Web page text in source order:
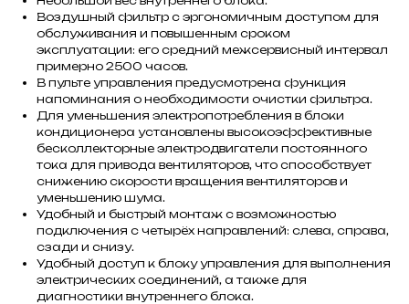
Воздушный фильтр с эргономичным доступом для
обслуживания и повышенным сроком
эксплуатации: его средний межсервисный интервал
примерно 2500 часов.
В пульте управления предусмотрена функция
напоминания о необходимости очистки фильтра.
Для уменьшения электропотребления в блоки
кондиционера установлены высокоэффективные
бесколлекторные электродвигатели постоянного
тока для привода вентиляторов, что способствует
снижению скорости вращения вентиляторов и
уменьшению шума.
Удобный и быстрый монтаж с возможностью
подключения с четырёх направлений: слева, справа,
сзади и снизу.
Удобный доступ к блоку управления для выполнения
электрических соединений, а также для
диагностики внутреннего блока.